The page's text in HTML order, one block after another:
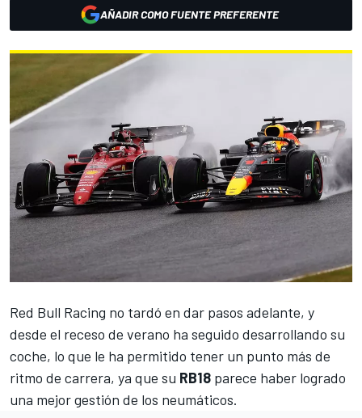
AÑADIR COMO FUENTE PREFERENTE
Red Bull Racing no tardó en dar pasos adelante, y
desde el receso de verano ha seguido desarrollando su
coche, lo que le ha permitido tener un punto más de
ritmo de carrera, ya que su RB18 parece haber logrado
una mejor gestión de los neumáticos.